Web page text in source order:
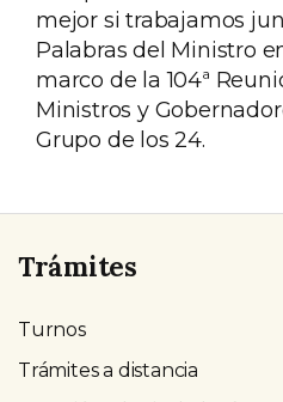
mejor si trabajamos
Palabras del Ministro
marco de la 104ª
Ministros y
Grupo de los 24.
Trámites
Turnos
Trámites a distancia